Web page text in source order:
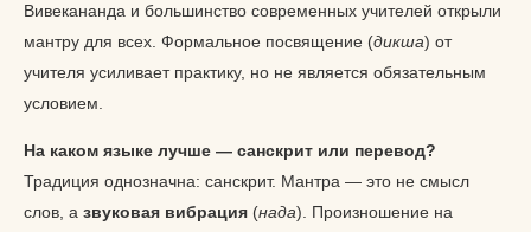
Вивекананда и большинство современных учителей открыли
мантру для всех. Формальное посвящение (дикша) от
учителя усиливает практику, но не является обязательным
условием.
На каком языке лучше — санскрит или перевод?
Традиция однозначна: санскрит. Мантра — это не смысл
слов, а звуковая вибрация (нада). Произношение на